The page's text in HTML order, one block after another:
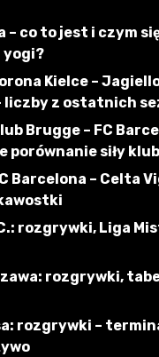
– co to jest i czym
yogi?
Kielce –
liczby z ostatnich
Brugge – FC
porównanie siły
Barcelona – Celta
rozgrywki, Liga
rozgrywki,
rozgrywki –